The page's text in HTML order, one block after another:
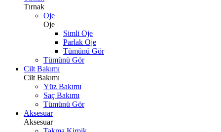
Tırnak
Oje
Oje
Simli Oje
Parlak Oje
Tümünü Gör
Tümünü Gör
Cilt Bakımı
Cilt Bakımı
Yüz Bakımı
Saç Bakımı
Tümünü Gör
Aksesuar
Aksesuar